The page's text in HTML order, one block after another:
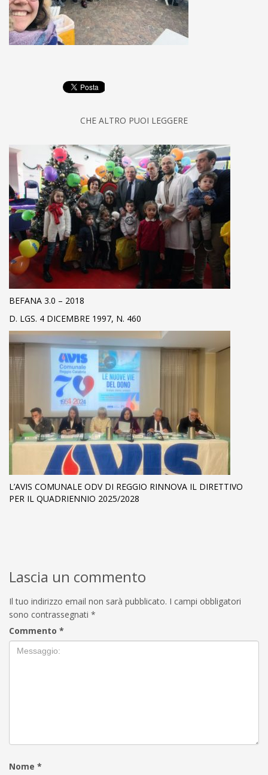
CHE ALTRO PUOI LEGGERE
BEFANA 3.0 – 2018
D. LGS. 4 DICEMBRE 1997, N. 460
L’AVIS COMUNALE ODV DI REGGIO RINNOVA IL DIRETTIVO
PER IL QUADRIENNIO 2025/2028
Lascia un commento
Il tuo indirizzo email non sarà pubblicato. I campi obbligatori
sono contrassegnati *
Commento *
Nome *